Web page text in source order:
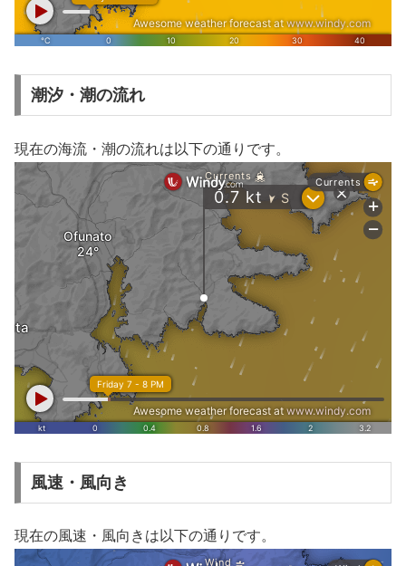
潮汐・潮の流れ
現在の海流・潮の流れは以下の通りです。
風速・風向き
現在の風速・風向きは以下の通りです。